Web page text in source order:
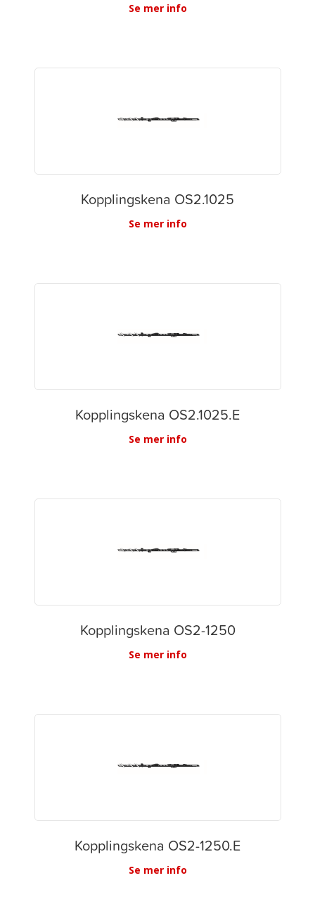
Se mer info
Kopplingskena OS2.1025
Se mer info
Kopplingskena OS2.1025.E
Se mer info
Kopplingskena OS2-1250
Se mer info
Kopplingskena OS2-1250.E
Se mer info